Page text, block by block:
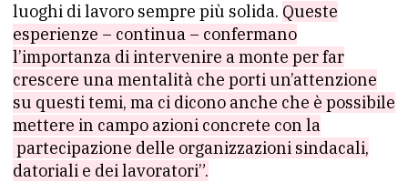
luoghi di lavoro sempre più solida. Queste
esperienze – continua – confermano
l’importanza di intervenire a monte per far
crescere una mentalità che porti un’attenzione
su questi temi, ma ci dicono anche che è possibile
mettere in campo azioni concrete con la
partecipazione delle organizzazioni sindacali,
datoriali e dei lavoratori”.